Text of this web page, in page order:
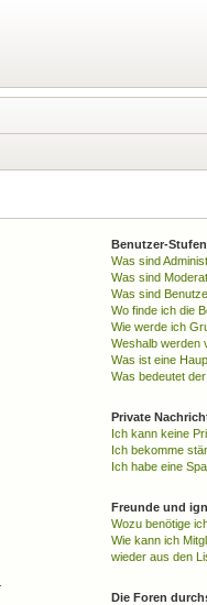
Benutzer-
Was sind
Was sind
Was sind
Wo finde ich die
Wie werde ich
Weshalb werden
Was ist eine
Was bedeutet
Private
Ich kann keine
Ich bekomme
Ich habe eine
Freunde und
Wozu benötige
Wie kann ich
wieder aus den
Die Foren